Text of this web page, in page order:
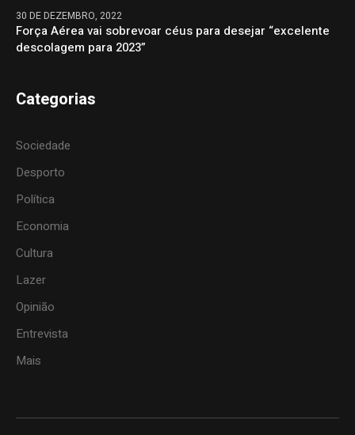
30 DE DEZEMBRO, 2022
Força Aérea vai sobrevoar céus para desejar “excelente
descolagem para 2023”
Categorias
Sociedade
Desporto
Política
Economia
Cultura
Lazer
Opinião
Entrevista
Mais